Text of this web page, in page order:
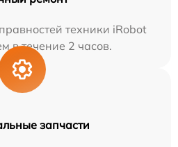
техники iRobot
в течение 2 часов.
запчасти